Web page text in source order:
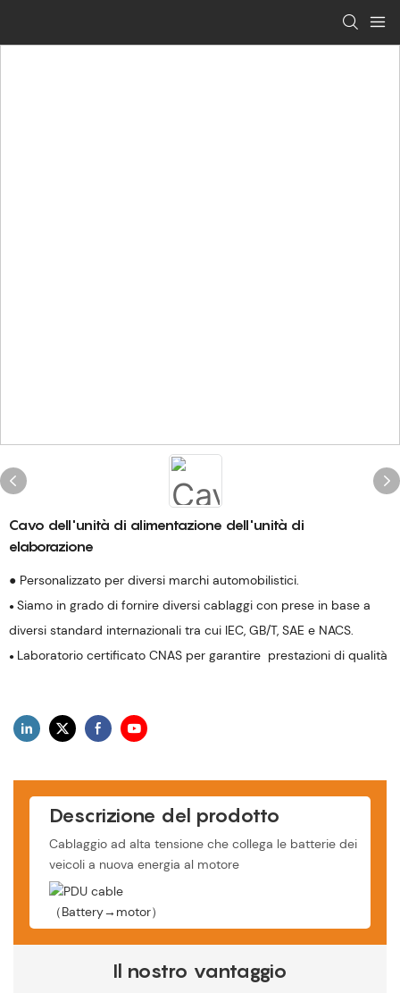
Cavo dell'unità di alimentazione dell'unità di
elaborazione
● Personalizzato per diversi marchi automobilistici.
● Siamo in grado di fornire diversi cablaggi con prese in base a
diversi standard internazionali tra cui IEC, GB/T, SAE e NACS.
● Laboratorio certificato CNAS per garantire prestazioni di qualità
Descrizione del prodotto
Cablaggio ad alta tensione che collega le batterie dei
veicoli a nuova energia al motore
Il nostro vantaggio